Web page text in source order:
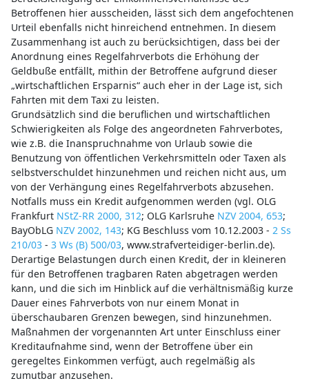
Betroffenen hier ausscheiden, lässt sich dem angefochtenen
Urteil ebenfalls nicht hinreichend entnehmen. In diesem
Zusammenhang ist auch zu berücksichtigen, dass bei der
Anordnung eines Regelfahrverbots die Erhöhung der
Geldbuße entfällt, mithin der Betroffene aufgrund dieser
„wirtschaftlichen Ersparnis“ auch eher in der Lage ist, sich
Fahrten mit dem Taxi zu leisten.
Grundsätzlich sind die beruflichen und wirtschaftlichen
Schwierigkeiten als Folge des angeordneten Fahrverbotes,
wie z.B. die Inanspruchnahme von Urlaub sowie die
Benutzung von öffentlichen Verkehrsmitteln oder Taxen als
selbstverschuldet hinzunehmen und reichen nicht aus, um
von der Verhängung eines Regelfahrverbots abzusehen.
Notfalls muss ein Kredit aufgenommen werden (vgl. OLG
Frankfurt NStZ-RR 2000, 312; OLG Karlsruhe NZV 2004, 653;
BayObLG NZV 2002, 143; KG Beschluss vom 10.12.2003 - 2 Ss
210/03- 3 Ws (B) 500/03, www.strafverteidiger-berlin.de).
Derartige Belastungen durch einen Kredit, der in kleineren
für den Betroffenen tragbaren Raten abgetragen werden
kann, und die sich im Hinblick auf die verhältnismäßig kurze
Dauer eines Fahrverbots von nur einem Monat in
überschaubaren Grenzen bewegen, sind hinzunehmen.
Maßnahmen der vorgenannten Art unter Einschluss einer
Kreditaufnahme sind, wenn der Betroffene über ein
geregeltes Einkommen verfügt, auch regelmäßig als
zumutbar anzusehen.